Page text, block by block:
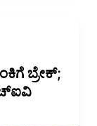
ಬ್ರೇಕ್;